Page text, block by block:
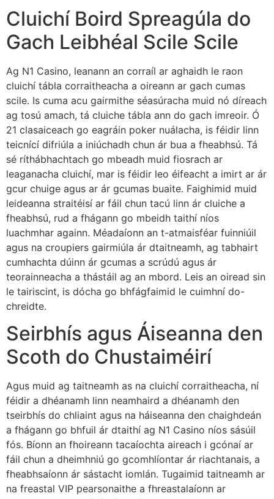
Cluichí Boird Spreagúla do
Gach Leibhéal Scile Scile
Ag N1 Casino, leanann an corraíl ar aghaidh le raon
cluichí tábla corraitheacha a oireann ar gach cumas
scile. Is cuma acu gairmithe séasúracha muid nó díreach
ag tosú amach, tá cluiche tábla ann do gach imreoir. Ó
21 clasaiceach go eagráin poker nuálacha, is féidir linn
teicnící difriúla a iniúchadh chun ár bua a fheabhsú. Tá
sé ríthábhachtach go mbeadh muid fiosrach ar
leaganacha cluichí, mar is féidir leo éifeacht a imirt ar ár
gcur chuige agus ar ár gcumas buaite. Faighimid muid
leideanna straitéisí ar fáil chun tacú linn ár cluiche a
fheabhsú, rud a fhágann go mbeidh taithí níos
luachmhar againn. Méadaíonn an t-atmaisféar fuinniúil
agus na croupiers gairmiúla ár dtaitneamh, ag tabhairt
cumhachta dúinn ár gcumas a scrúdú agus ár
teorainneacha a thástáil ag an mbord. Leis an oiread sin
le tairiscint, is dócha go bhfágfaimid le cuimhní do-
chreidte.
Seirbhís agus Áiseanna den
Scoth do Chustaiméirí
Agus muid ag taitneamh as na cluichí corraitheacha, ní
féidir a dhéanamh linn neamhaird a dhéanamh den
tseirbhís do chliaint agus na háiseanna den chaighdeán
a fhágann go bhfuil ár dtaithí ag N1 Casino níos sásúil
fós. Bíonn an fhoireann tacaíochta aireach i gcónaí ar
fáil chun a dheimhniú go gcomhlíontar ár riachtanais, a
fheabhsaíonn ár sástacht iomlán. Tugaimid taitneamh ar
na freastal VIP pearsonaithe a fhreastalaíonn ar